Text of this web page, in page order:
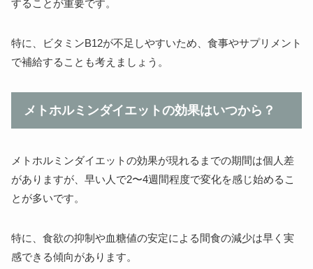
することが重要です。
特に、ビタミンB12が不足しやすいため、食事やサプリメント
で補給することも考えましょう。
メトホルミンダイエットの効果はいつから？
メトホルミンダイエットの効果が現れるまでの期間は個人差
がありますが、早い人で2〜4週間程度で変化を感じ始めるこ
とが多いです。
特に、食欲の抑制や血糖値の安定による間食の減少は早く実
感できる傾向があります。